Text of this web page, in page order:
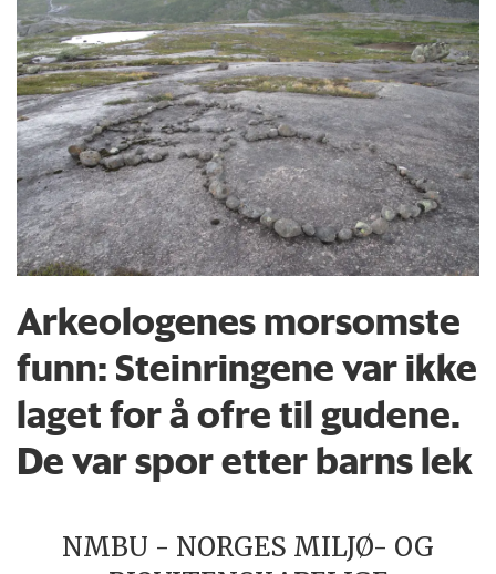
Arkeologenes morsomste
funn: Steinringene var ikke
laget for å ofre til gudene.
De var spor etter barns lek
NMBU - NORGES MILJØ- OG